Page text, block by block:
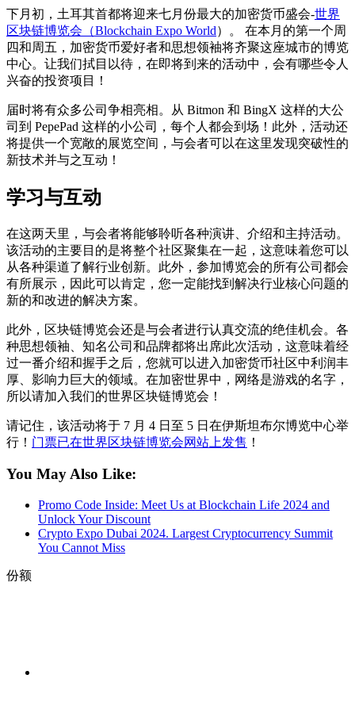
下月初，土耳其首都将迎来七月份最大的加密货币盛会-世界
区块链博览会（Blockchain Expo World）。 在本月的第一个周
四和周五，加密货币爱好者和思想领袖将齐聚这座城市的博览
中心。让我们拭目以待，在即将到来的活动中，会有哪些令人
兴奋的投资项目！
届时将有众多公司争相亮相。从 Bitmon 和 BingX 这样的大公
司到 PepePad 这样的小公司，每个人都会到场！此外，活动还
将提供一个宽敞的展览空间，与会者可以在这里发现突破性的
新技术并与之互动！
学习与互动
在这两天里，与会者将能够聆听各种演讲、介绍和主持活动。
该活动的主要目的是将整个社区聚集在一起，这意味着您可以
从各种渠道了解行业创新。此外，参加博览会的所有公司都会
有所展示，因此可以肯定，您一定能找到解决行业核心问题的
新的和改进的解决方案。
此外，区块链博览会还是与会者进行认真交流的绝佳机会。各
种思想领袖、知名公司和品牌都将出席此次活动，这意味着经
过一番介绍和握手之后，您就可以进入加密货币社区中利润丰
厚、影响力巨大的领域。在加密世界中，网络是游戏的名字，
所以请加入我们的世界区块链博览会！
请记住，该活动将于 7 月 4 日至 5 日在伊斯坦布尔博览中心举
行！ 门票已在世界区块链博览会网站上发售 ！
You May Also Like:
Promo Code Inside: Meet Us at Blockchain Life 2024 and
Unlock Your Discount
Crypto Expo Dubai 2024. Largest Cryptocurrency Summit
You Cannot Miss
份额